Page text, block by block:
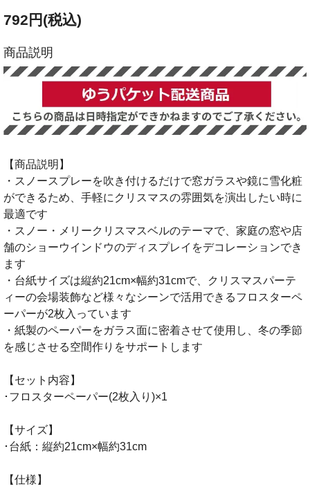
792円(税込)
商品説明
【商品説明】
・スノースプレーを吹き付けるだけで窓ガラスや鏡に雪化粧
ができるため、手軽にクリスマスの雰囲気を演出したい時に
最適です
・スノー・メリークリスマスベルのテーマで、家庭の窓や店
舗のショーウインドウのディスプレイをデコレーションでき
ます
・台紙サイズは縦約21cm×幅約31cmで、クリスマスパーテ
ィーの会場装飾など様々なシーンで活用できるフロスターペ
ーパーが2枚入っています
・紙製のペーパーをガラス面に密着させて使用し、冬の季節
を感じさせる空間作りをサポートします
【セット内容】
･フロスターペーパー(2枚入り)×1
【サイズ】
･台紙：縦約21cm×幅約31cm
【仕様】